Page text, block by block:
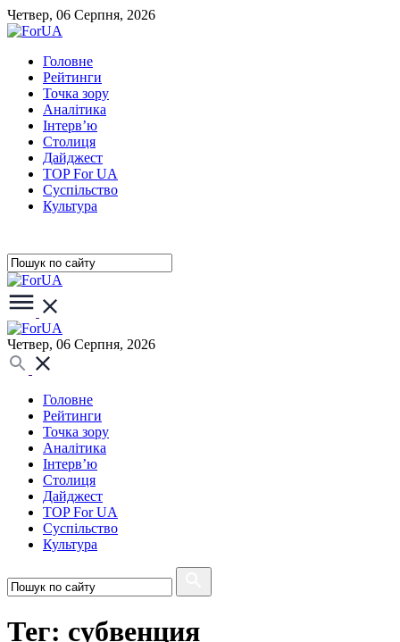
Четвер, 06 Серпня, 2026
Головне
Рейтинги
Точка зору
Аналітика
Інтерв’ю
Столиця
Дайджест
TOP For UA
Суспiльство
Культура
Четвер, 06 Серпня, 2026
Головне
Рейтинги
Точка зору
Аналітика
Інтерв’ю
Столиця
Дайджест
TOP For UA
Суспiльство
Культура
Тег: субвенция